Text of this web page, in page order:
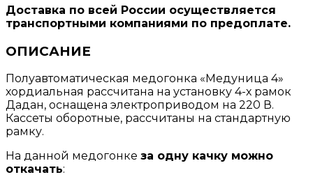
Доставка по всей России осуществляется
транспортными компаниями по предоплате.
ОПИСАНИЕ
Полуавтоматическая медогонка «Медуница 4»
хордиальная рассчитана на установку 4-х рамок
Дадан, оснащена электроприводом на 220 В.
Кассеты оборотные, рассчитаны на стандартную
рамку.
На данной медогонке за одну качку можно
откачать: